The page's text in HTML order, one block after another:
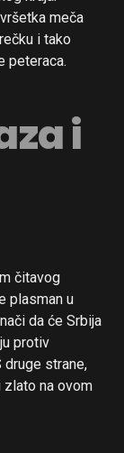
meča
i tako
peteraca.
i
čitavog
plasman u
da će Srbija
protiv
druge strane,
zlato na ovom